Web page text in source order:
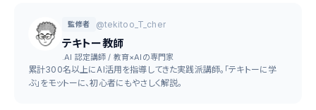
監修者 @tekitoo_T_cher
テキトー教師
.AI 認定講師 / 教育×AIの専門家
累計300名以上にAI活用を指導してきた実践派講師。「テキトーに学
ぶ」をモットーに、初心者にもやさしく解説。